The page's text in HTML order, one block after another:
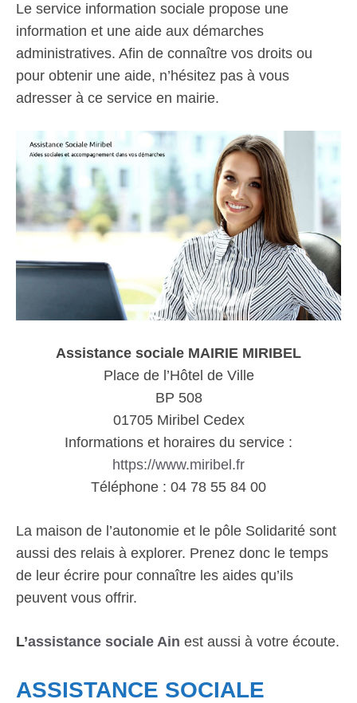
Le service information sociale propose une
information et une aide aux démarches
administratives. Afin de connaître vos droits ou
pour obtenir une aide, n’hésitez pas à vous
adresser à ce service en mairie.
Assistance sociale MAIRIE MIRIBEL
Place de l’Hôtel de Ville
BP 508
01705 Miribel Cedex
Informations et horaires du service :
https://www.miribel.fr
Téléphone : 04 78 55 84 00
La maison de l’autonomie et le pôle Solidarité sont
aussi des relais à explorer. Prenez donc le temps
de leur écrire pour connaître les aides qu’ils
peuvent vous offrir.
L’assistance sociale Ain est aussi à votre écoute.
ASSISTANCE SOCIALE